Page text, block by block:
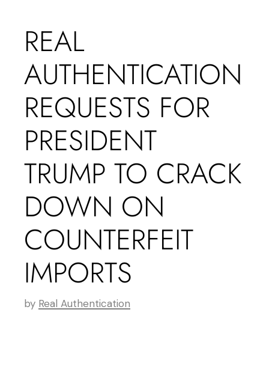
REAL
AUTHENTICATION
REQUESTS FOR
PRESIDENT
TRUMP TO CRACK
DOWN ON
COUNTERFEIT
IMPORTS
by Real Authentication